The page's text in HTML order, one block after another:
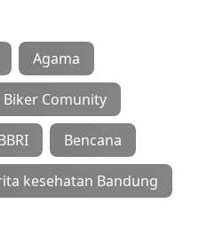
Agama
Biker Comunity
Bencana
kesehatan Bandung